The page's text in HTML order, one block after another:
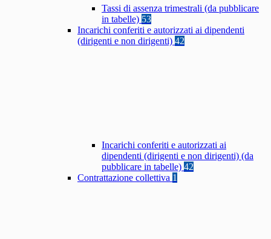
Tassi di assenza trimestrali (da pubblicare
in tabelle) 53
Incarichi conferiti e autorizzati ai dipendenti
(dirigenti e non dirigenti) 42
Incarichi conferiti e autorizzati ai
dipendenti (dirigenti e non dirigenti) (da
pubblicare in tabelle) 42
Contrattazione collettiva 1